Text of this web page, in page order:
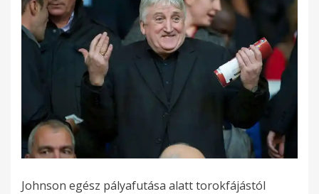
Johnson egész pályafutása alatt torokfájástól